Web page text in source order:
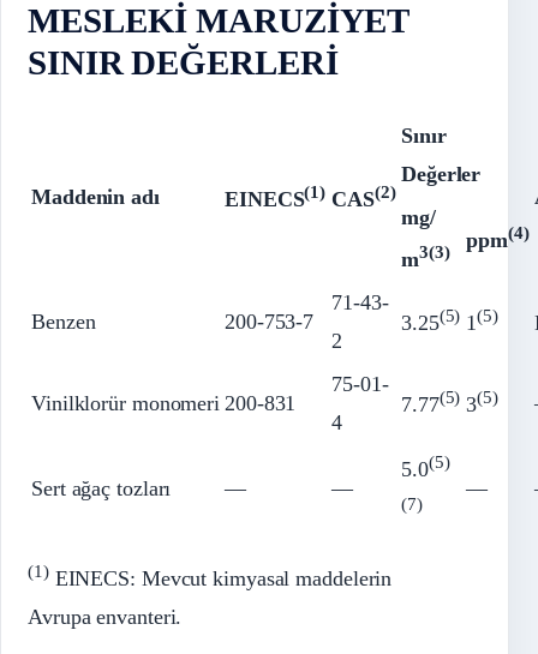
MESLEKİ MARUZİYET
SINIR DEĞERLERİ
Maddenin adı EINECS(1) CAS(2)
Sınır
Değerler
mg/
m3(3) ppm(4)
Benzen 200-753-7
71-43-
2
3.25(5) 1(5)
Vinilklorür monomeri 200-831
75-01-
4
7.77(5) 3(5)
Sert ağaç tozları — —
5.0(5)
(7)
—
(1)EINECS: Mevcut kimyasal maddelerin
Avrupa envanteri.